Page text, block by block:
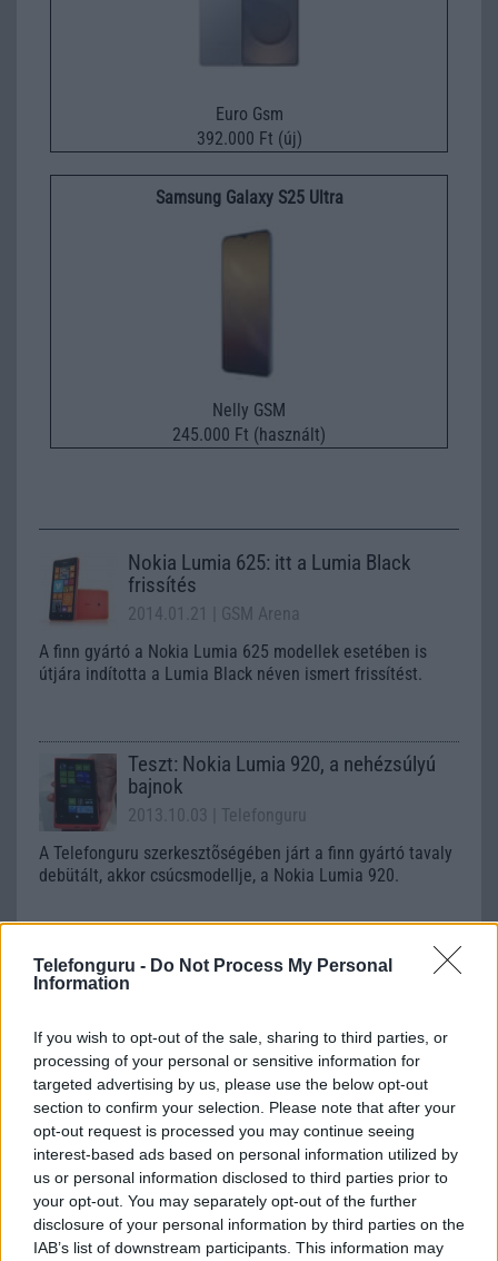
Telefonguru - Do Not Process My Personal
Information
If you wish to opt-out of the sale, sharing to third parties, or
processing of your personal or sensitive information for
targeted advertising by us, please use the below opt-out
section to confirm your selection. Please note that after your
opt-out request is processed you may continue seeing
interest-based ads based on personal information utilized by
us or personal information disclosed to third parties prior to
your opt-out. You may separately opt-out of the further
disclosure of your personal information by third parties on the
IAB’s list of downstream participants. This information may
Euro Gsm
392.000 Ft (új)
Samsung Galaxy S25 Ultra
Nelly GSM
245.000 Ft (használt)
Nokia Lumia 625: itt a Lumia Black
frissítés
2014.01.21
| GSM Arena
A finn gyártó a Nokia Lumia 625 modellek esetében is
útjára indította a Lumia Black néven ismert frissítést.
Teszt: Nokia Lumia 920, a nehézsúlyú
bajnok
2013.10.03
| Telefonguru
A Telefonguru szerkesztõségében járt a finn gyártó tavaly
debütált, akkor csúcsmodellje, a Nokia Lumia 920.
Fókuszálj újra!
2013.11.14
A finn gyártó hivatalosan is elérhetővé tette az Áruházból
letölthető módon a Refocus alkalmazást, amely a fotók
újraértelmezéséhez, javításához használható Windows
Phone 8 rendszeren, Pureview kamerához.
Bírja az offroad-ot a Galaxy S4?
2013.05.17| Phone Arena
Romániában nem tudták eldönteni, vajon mennyire jó a